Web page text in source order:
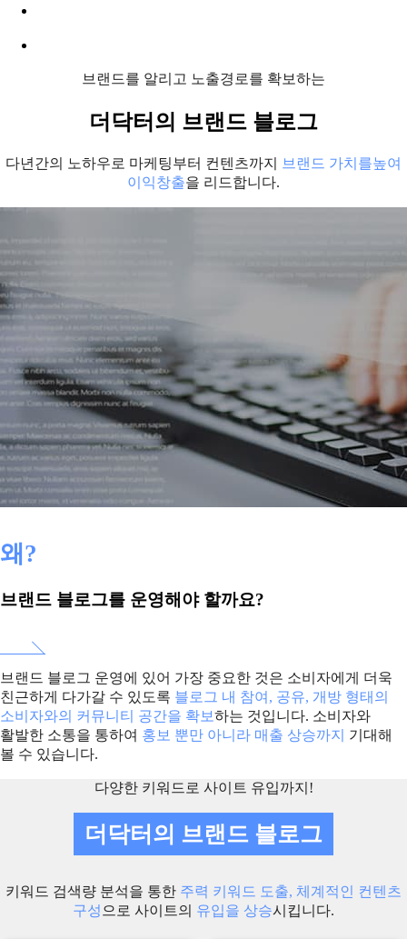
브랜드를 알리고 노출경로를 확보하는
더닥터의 브랜드 블로그
다년간의 노하우로 마케팅부터 컨텐츠까지
브랜드 가치를높여
이익창출을 리드합니다.
왜?
브랜드 블로그를 운영해야 할까요?
브랜드 블로그 운영에 있어 가장 중요한 것은 소비자에게 더욱
친근하게 다가갈 수 있도록 블로그 내 참여, 공유, 개방 형태의
소비자와의 커뮤니티 공간을 확보하는 것입니다. 소비자와
활발한 소통을 통하여 홍보 뿐만 아니라 매출 상승까지
기대해
볼 수 있습니다.
다양한 키워드로 사이트 유입까지!
더닥터의 브랜드 블로그
키워드 검색량 분석을 통한 주력 키워드 도출, 체계적인 컨텐츠
구성 으로 사이트의 유입을 상승시킵니다.